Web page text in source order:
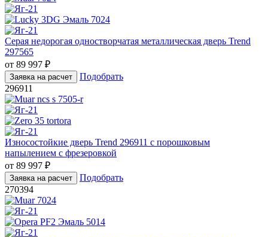
Серая недорогая одностворчатая металлическая дверь Trend
297565
от 89 997 ₽
Заявка на расчет
Подобрать
296911
Износостойкие дверь Trend 296911 с порошковым
напылением с фрезеровкой
от 89 997 ₽
Заявка на расчет
Подобрать
270394